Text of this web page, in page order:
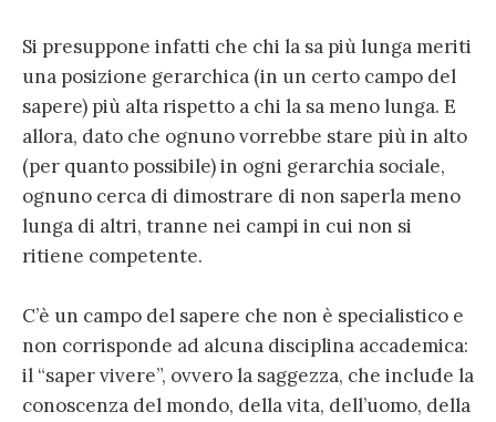
Si presuppone infatti che chi la sa più lunga meriti
una posizione gerarchica (in un certo campo del
sapere) più alta rispetto a chi la sa meno lunga. E
allora, dato che ognuno vorrebbe stare più in alto
(per quanto possibile) in ogni gerarchia sociale,
ognuno cerca di dimostrare di non saperla meno
lunga di altri, tranne nei campi in cui non si
ritiene competente.
C’è un campo del sapere che non è specialistico e
non corrisponde ad alcuna disciplina accademica:
il “saper vivere”, ovvero la saggezza, che include la
conoscenza del mondo, della vita, dell’uomo, della